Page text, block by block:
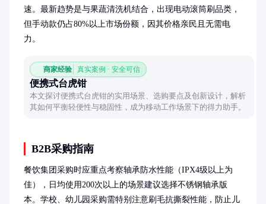
速。最新趋势是与果蔬清洗机结合，出现电动滚筒刷品类，
但手动款仍占80%以上市场份额，因其价格亲民且无需电
力。
商家经验 真实案例 · 安全可信
便携式台虎钳
本文探讨便携式台虎钳的实用场景、选购要点及创新设计，解析
其如何平衡轻便性与稳固性，成为移动工作场景下的得力助手。
B2B采购指南
餐饮集团采购时应重点考察轴承防水性能（IPX4级以上为
佳），日均使用200次以上的场景建议选择不锈钢轴承版
本。学校、幼儿园采购需特别注意刷毛抗撕裂性能，防止儿